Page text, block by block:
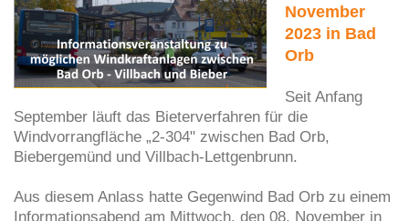
November
2023 in Bad
Orb
Seit Anfang
September läuft das Bieterverfahren für die
Windvorrangfläche „2-304" zwischen Bad Orb,
Biebergemünd und Villbach-Lettgenbrunn.
Aus diesem Anlass hatte Gegenwind Bad Orb zu einem
Informationsabend am Mittwoch, den 08. November in